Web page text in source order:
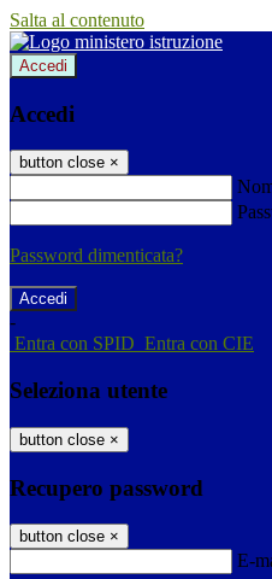
Salta al contenuto
Accedi
Accedi
button close ×
Password dimenticata?
-
Entra con SPID Entra con CIE
Seleziona utente
button close ×
Recupero password
button close ×
E-